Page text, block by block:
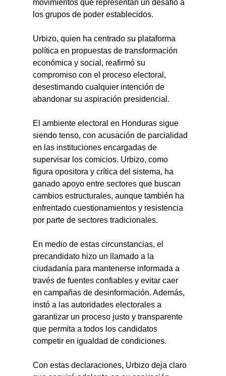
movimientos que representan un desafío a
los grupos de poder establecidos.
Urbizo, quien ha centrado su plataforma
política en propuestas de transformación
económica y social, reafirmó su
compromiso con el proceso electoral,
desestimando cualquier intención de
abandonar su aspiración presidencial.
El ambiente electoral en Honduras sigue
siendo tenso, con acusación de parcialidad
en las instituciones encargadas de
supervisar los comicios. Urbizo, como
figura opositora y crítica del sistema, ha
ganado apoyo entre sectores que buscan
cambios estructurales, aunque también ha
enfrentado cuestionamientos y resistencia
por parte de sectores tradicionales.
En medio de estas circunstancias, el
precandidato hizo un llamado a la
ciudadanía para mantenerse informada a
través de fuentes confiables y evitar caer
en campañas de desinformación. Además,
instó a las autoridades electorales a
garantizar un proceso justo y transparente
que permita a todos los candidatos
competir en igualdad de condiciones.
Con estas declaraciones, Urbizo deja claro